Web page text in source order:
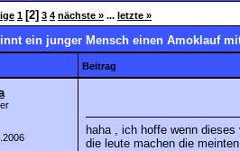
1 [2] 3 4 nächste » ... letzte »
ein junger Mensch einen Amoklauf
Beitrag
haha , ich hoffe wenn
die leute machen die